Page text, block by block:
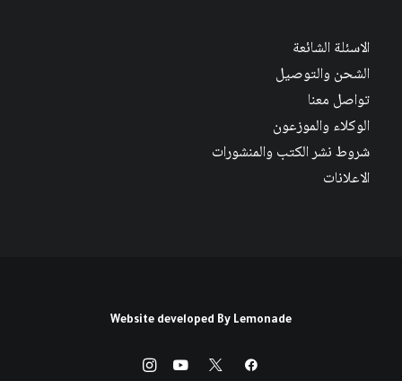
الاسئلة الشائعة
الشحن والتوصيل
تواصل معنا
الوكلاء والموزعون
شروط نشر الكتب والمنشورات
الاعلانات
Website developed By Lemonade